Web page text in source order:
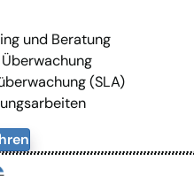
und Beratung
(SLA)